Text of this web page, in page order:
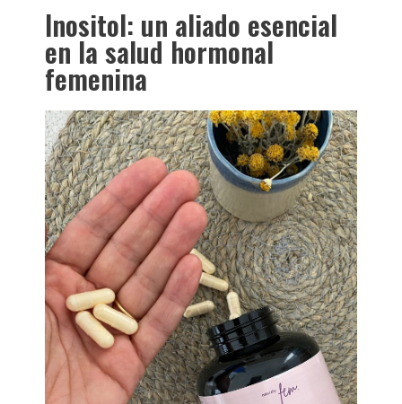
Inositol: un aliado esencial
en la salud hormonal
femenina